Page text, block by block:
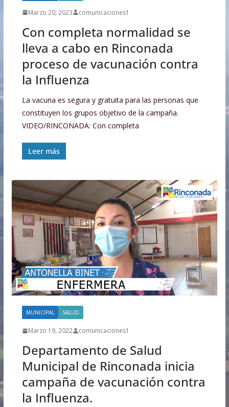
Marzo 20, 2023 comunicaciones1
Con completa normalidad se
lleva a cabo en Rinconada
proceso de vacunación contra
la Influenza
La vacuna es segura y gratuita para las personas que
constituyen los grupos objetivo de la campaña.
VIDEO/RINCONADA: Con completa
Leer más
MUNICIPAL SALUD
Marzo 19, 2022 comunicaciones1
Departamento de Salud
Municipal de Rinconada inicia
campaña de vacunación contra
la Influenza.